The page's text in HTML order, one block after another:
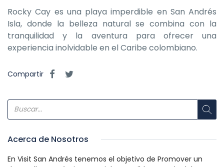
Rocky Cay es una playa imperdible en San Andrés
Isla, donde la belleza natural se combina con la
tranquilidad y la aventura para ofrecer una
experiencia inolvidable en el Caribe colombiano.
Compartir
Acerca de Nosotros
En Visit San Andrés tenemos el objetivo de Promover un